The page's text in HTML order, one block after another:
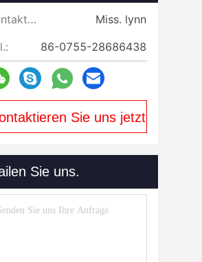
Kontaktpersonen:
Miss. lynn
86-0755-28686438
Sie uns jetzt
Sie uns.